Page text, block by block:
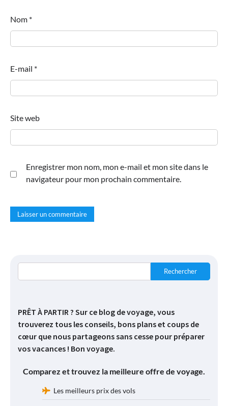
Nom *
E-mail *
Site web
Enregistrer mon nom, mon e-mail et mon site dans le
navigateur pour mon prochain commentaire.
Rechercher
PRÊT À PARTIR ? Sur ce blog de voyage, vous
trouverez tous les conseils, bons plans et coups de
cœur que nous partageons sans cesse pour préparer
vos vacances ! Bon voyage.
Comparez et trouvez la meilleure offre de voyage.
Les meilleurs prix des vols